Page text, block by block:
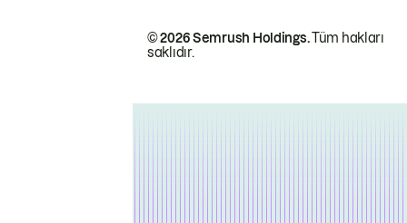
© 2026 Semrush Holdings.Tüm hakları
saklıdır.